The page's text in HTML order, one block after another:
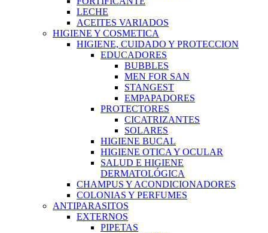
LECHE
ACEITES VARIADOS
HIGIENE Y COSMETICA
HIGIENE, CUIDADO Y PROTECCION
EDUCADORES
BUBBLES
MEN FOR SAN
STANGEST
EMPAPADORES
PROTECTORES
CICATRIZANTES
SOLARES
HIGIENE BUCAL
HIGIENE OTICA Y OCULAR
SALUD E HIGIENE
DERMATOLÓGICA
CHAMPUS Y ACONDICIONADORES
COLONIAS Y PERFUMES
ANTIPARASITOS
EXTERNOS
PIPETAS